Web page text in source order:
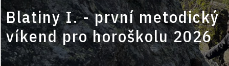
Blatiny I. - první metodický
víkend pro horoškolu 2026